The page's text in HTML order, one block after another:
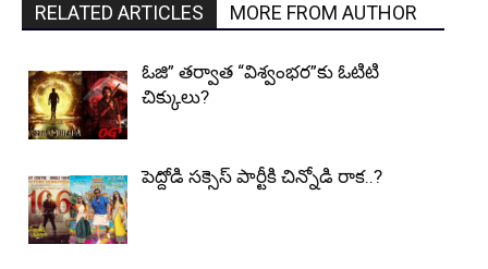
RELATED ARTICLES MORE FROM AUTHOR
ఓజి” తర్వాత “విశ్వంభర”కు ఓటిటి
చిక్కులు?
పెద్దోడి సక్సెస్ పార్టీకి చిన్నోడి రాక..?